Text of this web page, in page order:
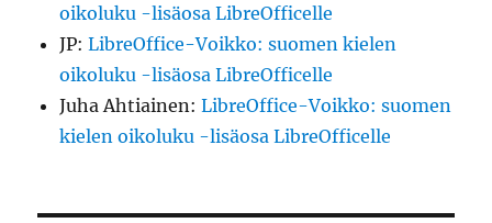
oikoluku -lisäosa LibreOfficelle
JP:LibreOffice-Voikko: suomen kielen
oikoluku -lisäosa LibreOfficelle
Juha Ahtiainen:LibreOffice-Voikko: suomen
kielen oikoluku -lisäosa LibreOfficelle